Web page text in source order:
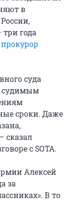
в
года
прокурор
суда
судимым
сроки. Даже
сказал
с SOTA.
Алексей
за
В то